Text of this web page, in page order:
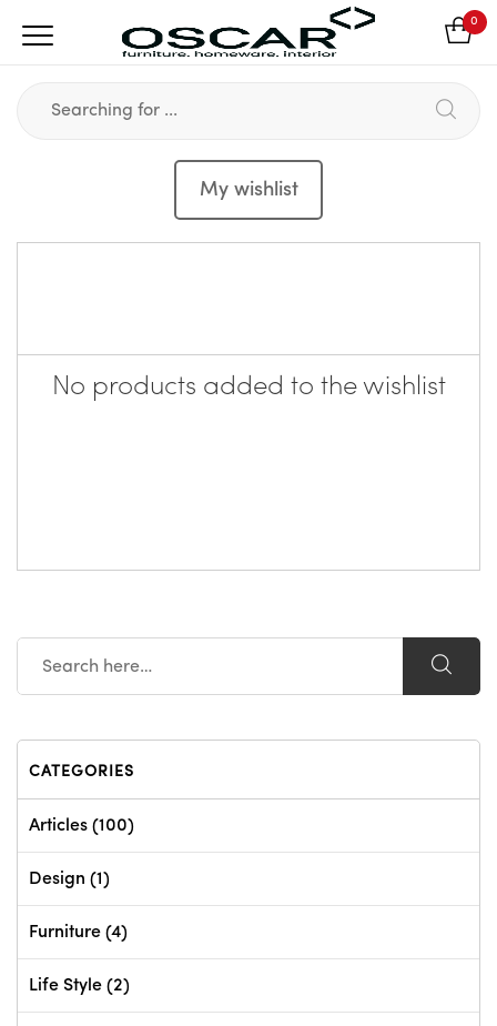
0
My wishlist
No products added to the wishlist
CATEGORIES
Articles (100)
Design (1)
Furniture (4)
Life Style (2)